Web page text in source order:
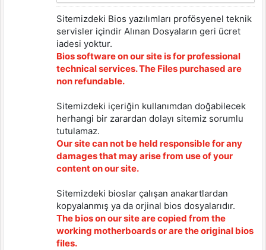
Sitemizdeki Bios yazılımları profösyenel teknik
servisler içindir Alınan Dosyaların geri ücret
iadesi yoktur.
Bios software on our site is for professional
technical services. The Files purchased are
non refundable.
Sitemizdeki içeriğin kullanımdan doğabilecek
herhangi bir zarardan dolayı sitemiz sorumlu
tutulamaz.
Our site can not be held responsible for any
damages that may arise from use of your
content on our site.
Sitemizdeki bioslar çalışan anakartlardan
kopyalanmış ya da orjinal bios dosyalarıdır.
The bios on our site are copied from the
working motherboards or are the original bios
files.